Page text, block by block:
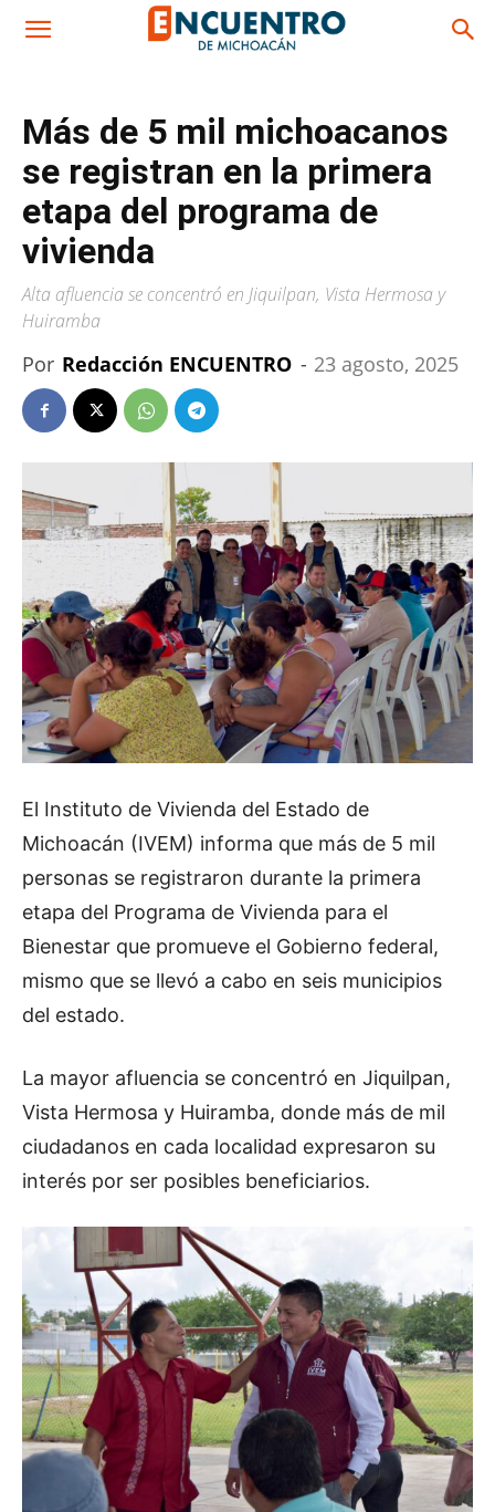
Más de 5 mil michoacanos
se registran en la primera
etapa del programa de
vivienda
Alta afluencia se concentró en Jiquilpan, Vista Hermosa y
Huiramba
Por Redacción ENCUENTRO - 23 agosto, 2025
El Instituto de Vivienda del Estado de
Michoacán (IVEM) informa que más de 5 mil
personas se registraron durante la primera
etapa del Programa de Vivienda para el
Bienestar que promueve el Gobierno federal,
mismo que se llevó a cabo en seis municipios
del estado.
La mayor afluencia se concentró en Jiquilpan,
Vista Hermosa y Huiramba, donde más de mil
ciudadanos en cada localidad expresaron su
interés por ser posibles beneficiarios.